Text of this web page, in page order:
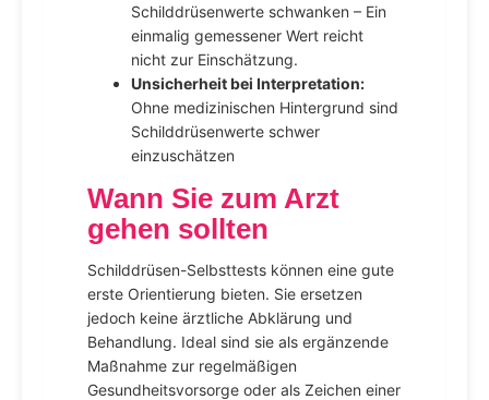
Schilddrüsenwerte schwanken – Ein
einmalig gemessener Wert reicht
nicht zur Einschätzung.
Unsicherheit bei Interpretation:
Ohne medizinischen Hintergrund sind
Schilddrüsenwerte schwer
einzuschätzen
Wann Sie zum Arzt
gehen sollten
Schilddrüsen-Selbsttests können eine gute
erste Orientierung bieten. Sie ersetzen
jedoch keine ärztliche Abklärung und
Behandlung. Ideal sind sie als ergänzende
Maßnahme zur regelmäßigen
Gesundheitsvorsorge oder als Zeichen einer